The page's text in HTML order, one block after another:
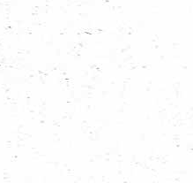
Laat je uitdagen en ontdek
Kom 2x vrijblijvend meedoen!
Sociale Media